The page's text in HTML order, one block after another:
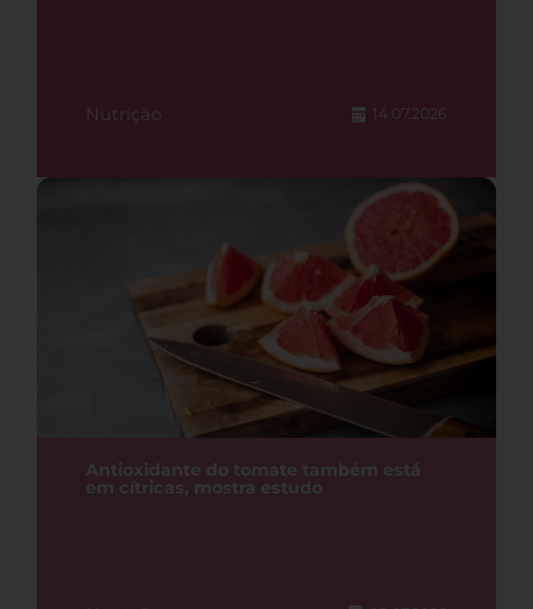
Nutrição 14.07.2026
Antioxidante do tomate também está
em cítricas, mostra estudo